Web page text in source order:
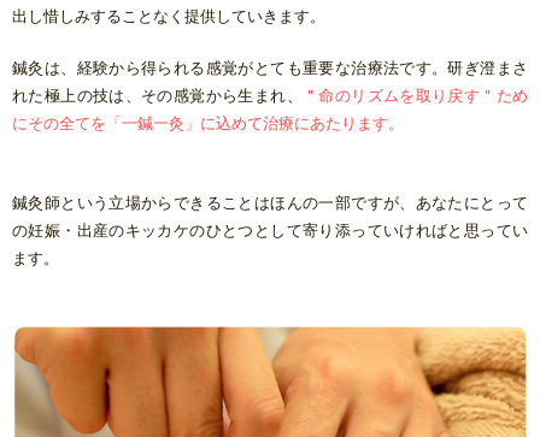
出し惜しみすることなく提供していきます。
鍼灸は、経験から得られる感覚がとても重要な治療法です。研ぎ澄まさ
れた極上の技は、その感覚から生まれ、
＂命のリズムを取り戻す＂ため
にその全てを「一鍼一灸」に込めて治療にあたります。
鍼灸師という立場からできることはほんの一部ですが、あなたにとって
の妊娠・出産のキッカケのひとつとして寄り添っていければと思ってい
ます。